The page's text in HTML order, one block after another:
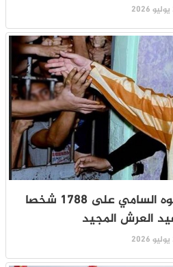
جلالة الملك يصدر عفوه السامي على 1788 شخصا
العرش المجيد